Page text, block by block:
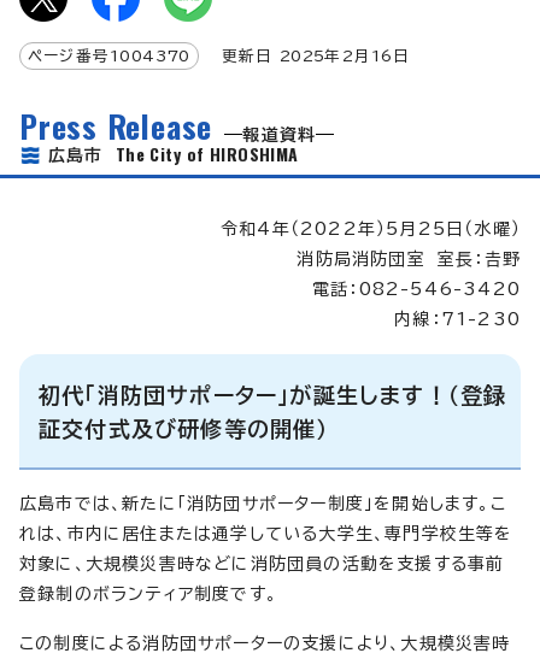
ページ番号 1004370 更新日 2025年2月 16 日
Press Release
報道資料
広島市 The City of HIROSHIMA
令和4年（2022年）5月25日（水曜）
消防局消防団室 室長：𠮷野
電話：082-546-3420
内線：71-230
初代「消防団サポーター」が誕生します！（登録
証交付式及び研修等の開催）
広島市では、新たに「消防団サポーター制度」を開始します。こ
れは、市内に居住または通学している大学生、専門学校生等を
対象に、大規模災害時などに消防団員の活動を支援する事前
登録制のボランティア制度です。
この制度による消防団サポーターの支援により、大規模災害時